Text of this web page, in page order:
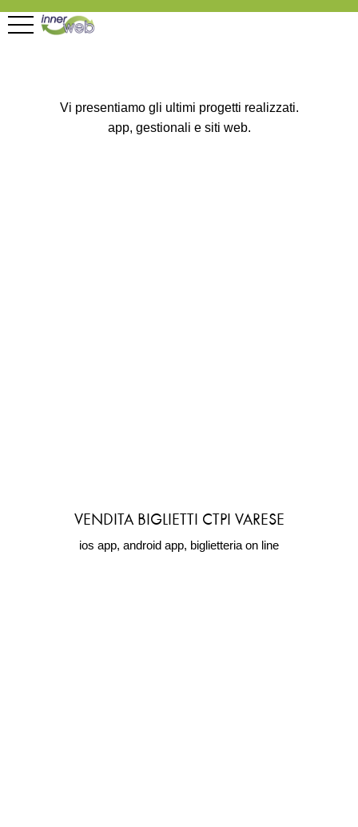
Vi presentiamo gli ultimi progetti realizzati.
app, gestionali e siti web.
VENDITA BIGLIETTI CTPI VARESE
ios app, android app, biglietteria on line